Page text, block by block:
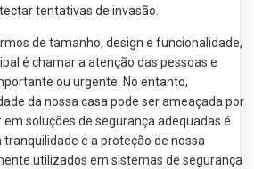
tentativas de invasão.
de tamanho, design e funcionalidade,
é chamar a atenção das pessoas e
ou urgente. No entanto,
da nossa casa pode ser ameaçada por
soluções de segurança adequadas é
e a proteção de nossa
utilizados em sistemas de segurança